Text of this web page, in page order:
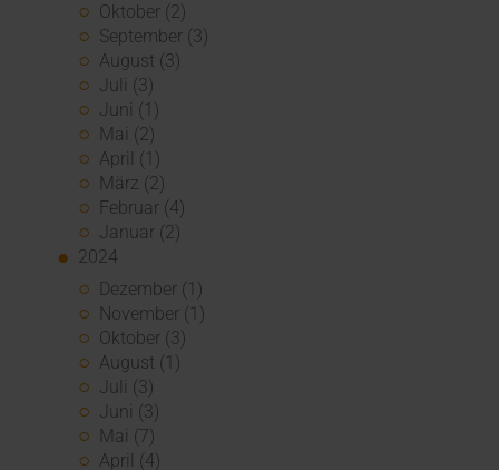
Oktober (2)
September (3)
August (3)
Juli (3)
Juni (1)
Mai (2)
April (1)
März (2)
Februar (4)
Januar (2)
2024
Dezember (1)
November (1)
Oktober (3)
August (1)
Juli (3)
Juni (3)
Mai (7)
April (4)